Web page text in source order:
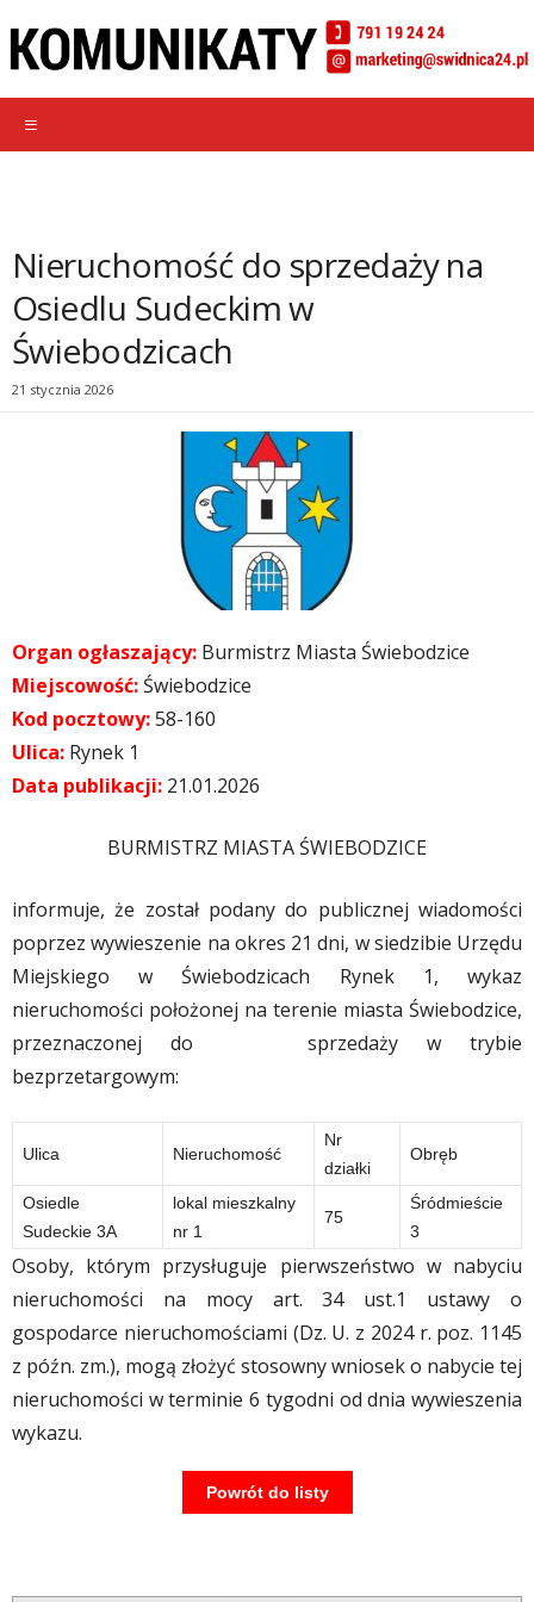
Nieruchomość do sprzedaży na
Osiedlu Sudeckim w
Świebodzicach
21 stycznia 2026
Organ ogłaszający: Burmistrz Miasta Świebodzice
Miejscowość:Świebodzice
Kod pocztowy:58-160
Ulica: Rynek 1
Data publikacji: 21.01.2026
BURMISTRZ MIASTA ŚWIEBODZICE
informuje, że został podany do publicznej wiadomości
poprzez wywieszenie na okres 21 dni, w siedzibie Urzędu
Miejskiego w Świebodzicach Rynek 1, wykaz
nieruchomości położonej na terenie miasta Świebodzice,
przeznaczonej do sprzedaży w trybie
bezprzetargowym:
Ulica Nieruchomość
Nr
działki
Obręb
Osiedle
Sudeckie 3A
lokal mieszkalny
nr 1
75
Śródmieście
3
Osoby, którym przysługuje pierwszeństwo w nabyciu
nieruchomości na mocy art. 34 ust.1 ustawy o
gospodarce nieruchomościami (Dz. U. z 2024 r. poz. 1145
z późn. zm.), mogą złożyć stosowny wniosek o nabycie tej
nieruchomości w terminie 6 tygodni od dnia wywieszenia
wykazu.
Powrót do listy